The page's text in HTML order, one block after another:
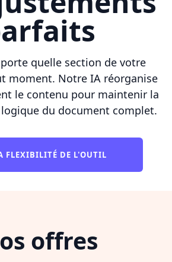
quelle section de votre
moment. Notre IA réorganise
le contenu pour maintenir la
du document complet.
FLEXIBILITÉ DE L'OUTIL
offres